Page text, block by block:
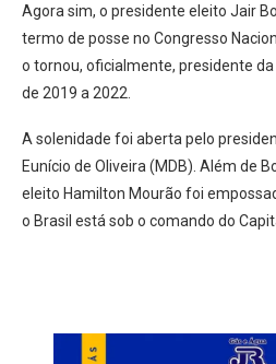
Agora sim, o presidente eleito Jair
termo de posse no Congresso
o tornou, oficialmente, presidente
de 2019 a 2022.
A solenidade foi aberta pelo
Eunício de Oliveira (MDB). Além de
eleito Hamilton Mourão foi
o Brasil está sob o comando do